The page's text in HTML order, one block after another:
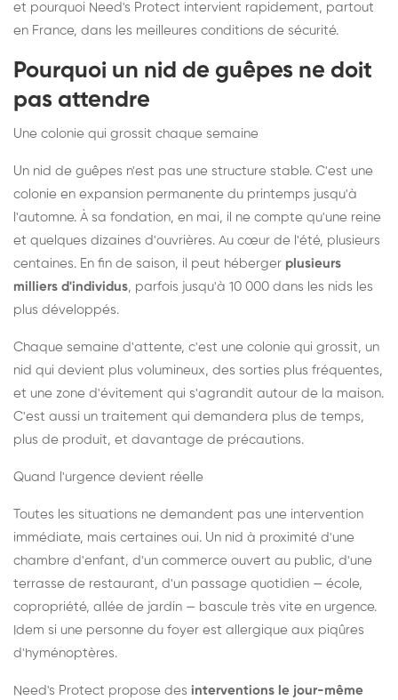
et pourquoi Need's Protect intervient rapidement, partout
en France, dans les meilleures conditions de sécurité.
Pourquoi un nid de guêpes ne doit
pas attendre
Une colonie qui grossit chaque semaine
Un nid de guêpes n'est pas une structure stable. C'est une
colonie en expansion permanente du printemps jusqu'à
l'automne. À sa fondation, en mai, il ne compte qu'une reine
et quelques dizaines d'ouvrières. Au cœur de l'été, plusieurs
centaines. En fin de saison, il peut héberger plusieurs
milliers d'individus, parfois jusqu'à 10 000 dans les nids les
plus développés.
Chaque semaine d'attente, c'est une colonie qui grossit, un
nid qui devient plus volumineux, des sorties plus fréquentes,
et une zone d'évitement qui s'agrandit autour de la maison.
C'est aussi un traitement qui demandera plus de temps,
plus de produit, et davantage de précautions.
Quand l'urgence devient réelle
Toutes les situations ne demandent pas une intervention
immédiate, mais certaines oui. Un nid à proximité d'une
chambre d'enfant, d'un commerce ouvert au public, d'une
terrasse de restaurant, d'un passage quotidien — école,
copropriété, allée de jardin — bascule très vite en urgence.
Idem si une personne du foyer est allergique aux piqûres
d'hyménoptères.
Need's Protect propose des interventions le jour-même